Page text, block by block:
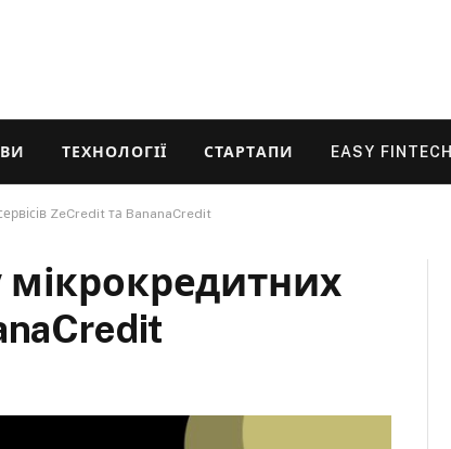
ТЕХНОЛОГІЇ СТАРТАПИ EASY FINTECH
ZeCredit та BananaCredit
мікрокредитних